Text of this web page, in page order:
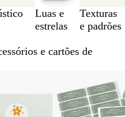
Luas e
estrelas
Texturas
e padrões
e cartões de